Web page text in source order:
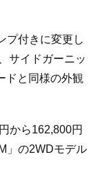
プ付きに変更し
サイドガーニッ
ドと同様の外観
から162,800円
」の2WDモデル